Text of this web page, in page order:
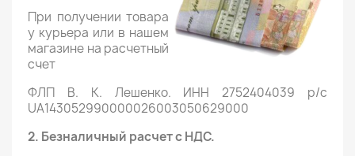
При получении товара
у курьера или в нашем
магазине на расчетный
счет
ФЛП В. К. Лешенко. ИНН 2752404039 р/с
UA143052990000026003050629000
2. Безналичный расчет с НДС.